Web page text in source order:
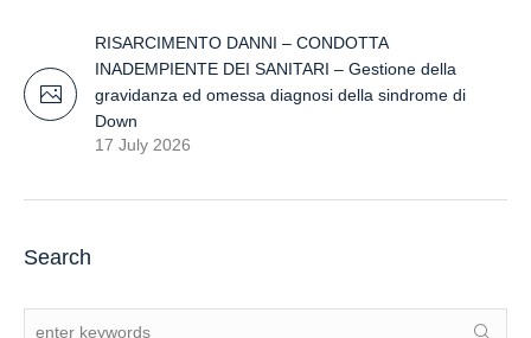
RISARCIMENTO DANNI – CONDOTTA
INADEMPIENTE DEI SANITARI – Gestione della
gravidanza ed omessa diagnosi della sindrome di
Down
17 July 2026
Search